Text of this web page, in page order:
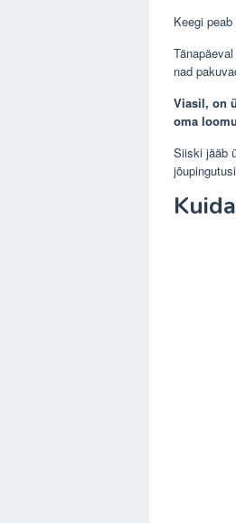
Keegi
nad
Viasil, on
oma
Siiski jääb